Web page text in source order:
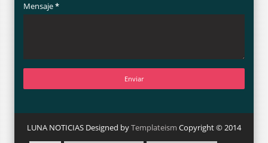
Mensaje*
LUNA NOTICIAS Designed byTemplateism Copyright © 2014